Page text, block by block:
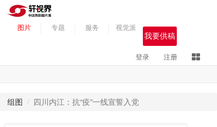
图片 专题 服务 视觉派
我要供稿
登录 注册
组图 四川内江：抗“疫”一线宣誓入党